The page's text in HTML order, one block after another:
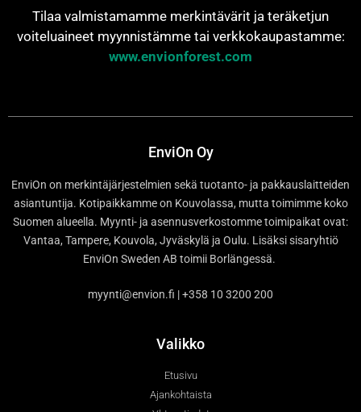
Tilaa valmistamamme merkintävärit ja teräketjun
voiteluaineet myynnistämme tai verkkokaupastamme:
www.envionforest.com
EnviOn Oy
EnviOn on merkintäjärjestelmien sekä tuotanto- ja pakkauslaitteiden
asiantuntija. Kotipaikkamme on Kouvolassa, mutta toimimme koko
Suomen alueella. Myynti- ja asennusverkostomme toimipaikat ovat:
Vantaa, Tampere, Kouvola, Jyväskylä ja Oulu. Lisäksi sisaryhtiö
EnviOn Sweden AB toimii Borlängessä.
myynti@envion.fi | +358 10 3200 200
Valikko
Etusivu
Ajankohtaista